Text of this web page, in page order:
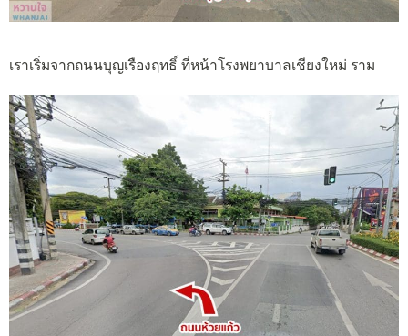
เราเริ่มจากถนนบุญเรืองฤทธิ์ ที่หน้าโรงพยาบาลเชียงใหม่ ราม